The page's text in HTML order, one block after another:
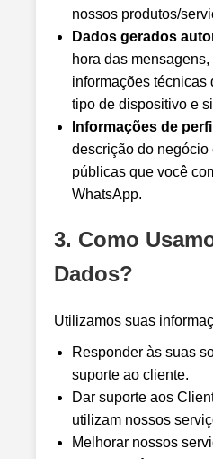
nossos produtos/
Dados gerados
hora das
informações técnicas
tipo de dispositivo e
Informações de
descrição do negócio
públicas que você
WhatsApp.
3. Como
Dados?
Utilizamos suas
Responder às suas
suporte ao cliente.
Dar suporte aos
utilizam nossos
Melhorar nossos